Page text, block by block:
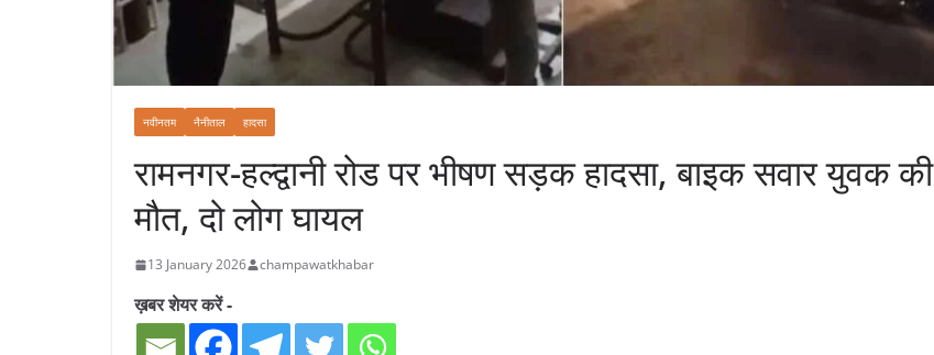
नवीनतम नैनीताल हादसा
रामनगर-हल्द्वानी रोड पर भीषण सड़क हादसा, बाइक सवार युवक की
मौत, दो लोग घायल
13 January 2026 champawatkhabar
ख़बर शेयर करें -